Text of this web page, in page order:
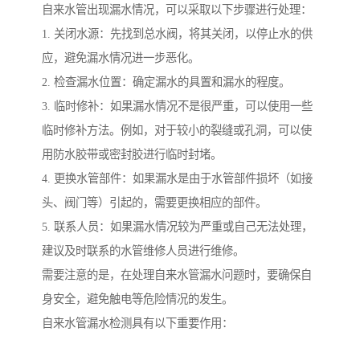
自来水管出现漏水情况，可以采取以下步骤进行处理：
1. 关闭水源：先找到总水阀，将其关闭，以停止水的供
应，避免漏水情况进一步恶化。
2. 检查漏水位置：确定漏水的具置和漏水的程度。
3. 临时修补：如果漏水情况不是很严重，可以使用一些
临时修补方法。例如，对于较小的裂缝或孔洞，可以使
用防水胶带或密封胶进行临时封堵。
4. 更换水管部件：如果漏水是由于水管部件损坏（如接
头、阀门等）引起的，需要更换相应的部件。
5. 联系人员：如果漏水情况较为严重或自己无法处理，
建议及时联系的水管维修人员进行维修。
需要注意的是，在处理自来水管漏水问题时，要确保自
身安全，避免触电等危险情况的发生。
自来水管漏水检测具有以下重要作用：